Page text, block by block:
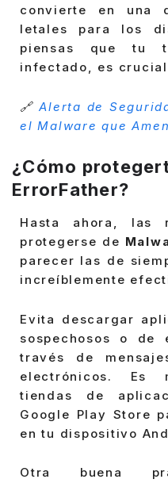
convierte en una
letales para los
piensas que tu
infectado, es
🔗Alerta de
el Malware que
¿Cómo
ErrorFather?
Hasta ahora, las
protegerse de
parecer las de
increíblemente
Evita descargar
sospechosos o de
través de
electrónicos. Es
tiendas de
Google Play Store
en tu dispositivo
Otra buena